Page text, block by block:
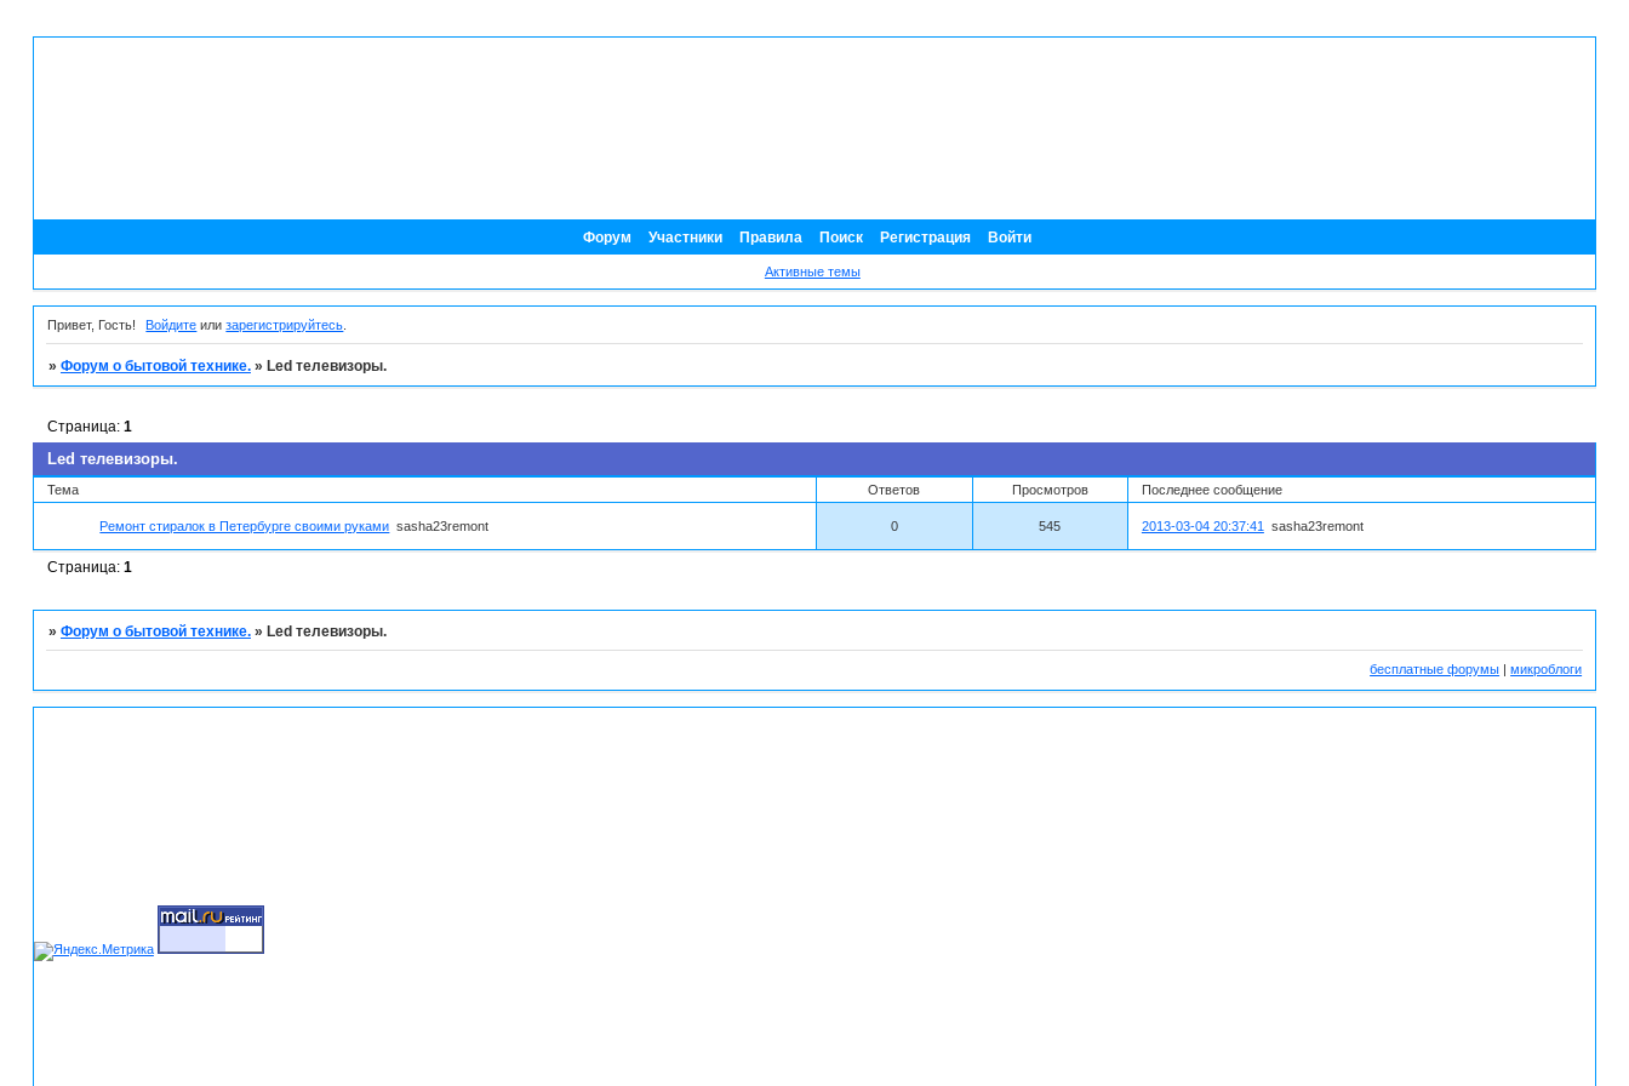
Форум Участники Правила Поиск Регистрация Войти
Активные темы
Привет, Гость! Войдите илизарегистрируйтесь
» Форум о бытовой технике. » Led телевизоры.
Led телевизоры.
Страница: 1
Тема Ответов Просмотров Последнее сообщение
Ремонт стиралок в Петербурге своими руками sasha23remont 0 545 2013-03-04 20:37:41 sasha23remont
Страница: 1
» Форум о бытовой технике. » Led телевизоры.
бесплатные форумы |микроблоги